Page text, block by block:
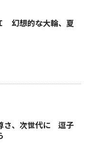
幻想的な大輪、夏
さ、次世代に 逗子